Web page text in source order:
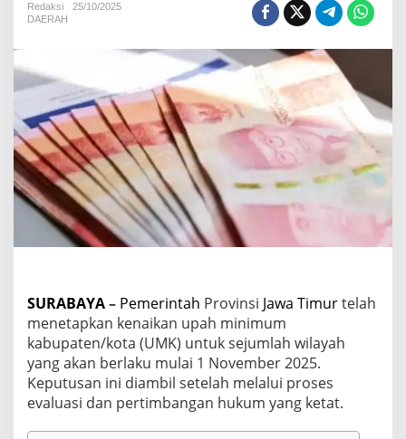
m
m
J
a
w
a
T
i
m
u
r
2
5
N
a
i
k
d
i
T
u
Redaksi
25/10/2025
DAERAH
SURABAYA– Pemerintah Provinsi Jawa Timurtelah
menetapkan kenaikan upah minimum
kabupaten/kota (UMK) untuk sejumlah wilayah
yang akan berlaku mulai 1 November 2025.
Keputusan ini diambil setelah melalui proses
evaluasi dan pertimbangan hukum yang ketat.